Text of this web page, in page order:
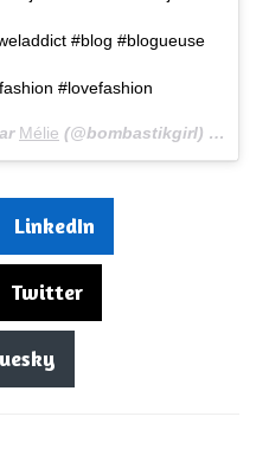
#blog #blogueuse
#lovefashion
Mélie (@bombastikgirl) le
LinkedIn
Twitter